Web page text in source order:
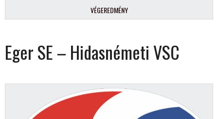
VÉGEREDMÉNY
Eger SE – Hidasnémeti VSC